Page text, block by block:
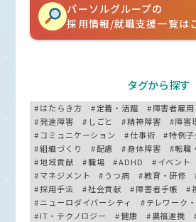
パーソルグループの
採用情報/就職支援一覧は
タグから探す
はたらき方 定着・活躍 障害者雇用
発達障害
しごと 精神障害
障害
コミュニケーション
仕事術 特例
組織づくり
配慮 身体障害 転職
地域貢献
職場 ADHD イベント
マネジメント
うつ病 教育・研修
採用手法
社会貢献 障害者手帳
ニューロダイバーシティ
テレワーク
IT・テクノロジー
健康 農福連携